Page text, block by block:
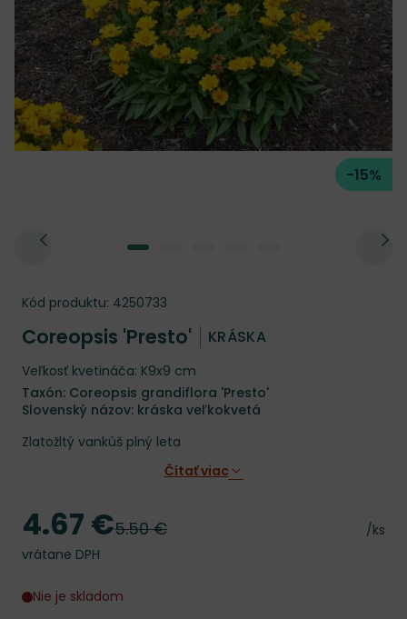
-15%
Kód produktu: 4250733
Coreopsis 'Presto' KRÁSKA
Veľkosť kvetináča: K9x9 cm
Taxón: Coreopsis grandiflora 'Presto'
Slovenský názov: kráska veľkokvetá
Zlatožltý vankúš plný leta
Čítať viac
Pôvodná cena
5.50 € Cena
/ks
Cena
4.67 €
vrátane DPH
Nie je skladom